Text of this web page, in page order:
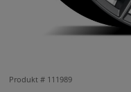
Produkt # 111989